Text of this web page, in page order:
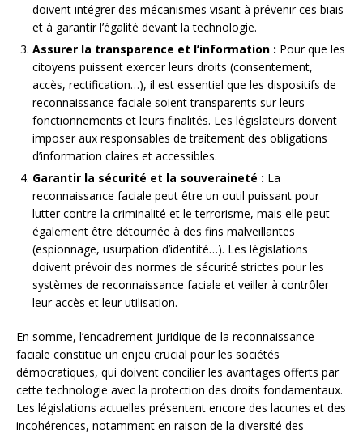
doivent intégrer des mécanismes visant à prévenir ces biais
et à garantir l’égalité devant la technologie.
Assurer la transparence et l’information : Pour que les
citoyens puissent exercer leurs droits (consentement,
accès, rectification…), il est essentiel que les dispositifs de
reconnaissance faciale soient transparents sur leurs
fonctionnements et leurs finalités. Les législateurs doivent
imposer aux responsables de traitement des obligations
d’information claires et accessibles.
Garantir la sécurité et la souveraineté : La
reconnaissance faciale peut être un outil puissant pour
lutter contre la criminalité et le terrorisme, mais elle peut
également être détournée à des fins malveillantes
(espionnage, usurpation d’identité…). Les législations
doivent prévoir des normes de sécurité strictes pour les
systèmes de reconnaissance faciale et veiller à contrôler
leur accès et leur utilisation.
En somme, l’encadrement juridique de la reconnaissance
faciale constitue un enjeu crucial pour les sociétés
démocratiques, qui doivent concilier les avantages offerts par
cette technologie avec la protection des droits fondamentaux.
Les législations actuelles présentent encore des lacunes et des
incohérences, notamment en raison de la diversité des